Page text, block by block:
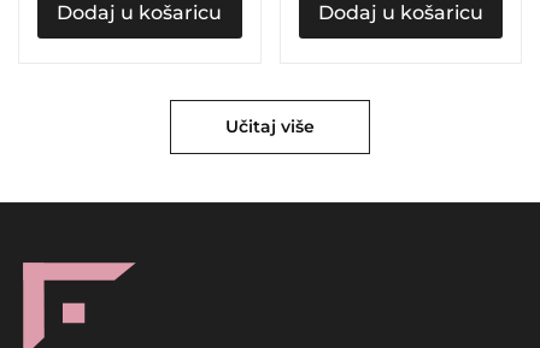
Dodaj u košaricu Dodaj u košaricu
Učitaj više